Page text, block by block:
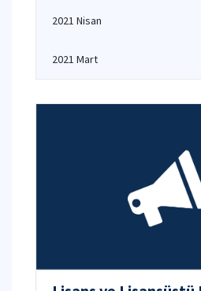
2021 Nisan
2021 Mart